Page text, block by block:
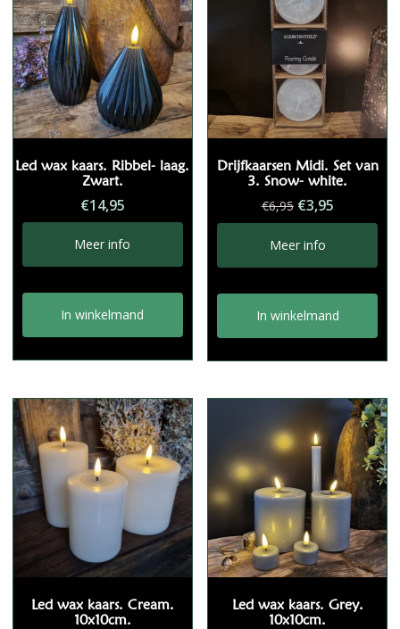
Led wax kaars. Ribbel- laag.
Zwart.
€14,95
Meer info
In winkelmand
Drijfkaarsen Midi. Set van
3. Snow- white.
€6,95
prijs
was:
€6,95.
€3,95Huidige
prijs
€3,95.
Meer info
In winkelmand
Led wax kaars. Cream.
10x10cm.
Led wax kaars. Grey.
10x10cm.